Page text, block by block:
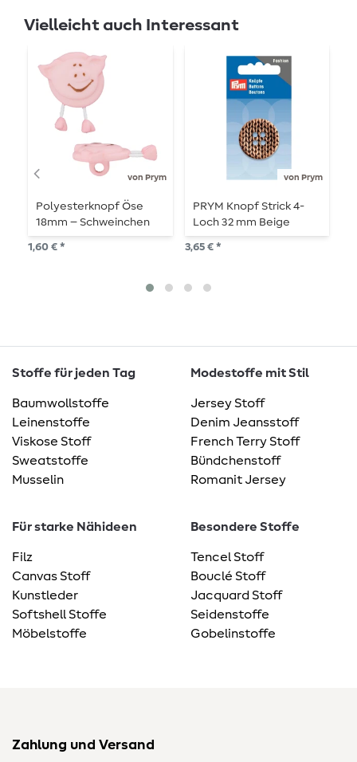
Vielleicht auch Interessant
von Prym
Polyesterknopf Öse
18mm – Schweinchen
1,60 € *
von Prym
PRYM Knopf Strick 4-
Loch 32 mm Beige
3,65 € *
Stoffe für jeden Tag
Baumwollstoffe
Leinenstoffe
Viskose Stoff
Sweatstoffe
Musselin
Modestoffe mit Stil
Jersey Stoff
Denim Jeansstoff
French Terry Stoff
Bündchenstoff
Romanit Jersey
Für starke Nähideen
Filz
Canvas Stoff
Kunstleder
Softshell Stoffe
Möbelstoffe
Besondere Stoffe
Tencel Stoff
Bouclé Stoff
Jacquard Stoff
Seidenstoffe
Gobelinstoffe
Zahlung und Versand